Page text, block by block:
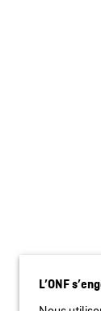
L’ONF